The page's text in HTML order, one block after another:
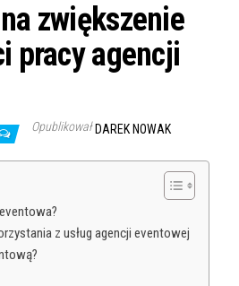
zwiększenie
pracy agencji
Opublikował DAREK NOWAK
z usług agencji eventowej